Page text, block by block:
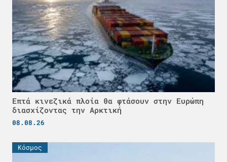
Επτά κινεζικά πλοία θα φτάσουν στην Ευρώπη
διασχίζοντας την Αρκτική
08.08.26
Κόσμος